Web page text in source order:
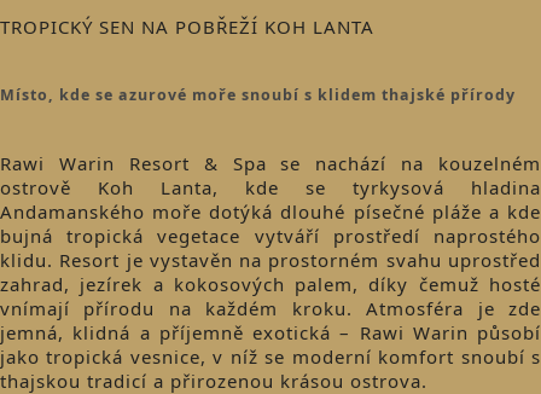
TROPICKÝ SEN NA POBŘEŽÍ KOH LANTA
Místo, kde se azurové moře snoubí s klidem thajské přírody
Rawi Warin Resort & Spa se nachází na kouzelném
ostrově Koh Lanta, kde se tyrkysová hladina
Andamanského moře dotýká dlouhé písečné pláže a kde
bujná tropická vegetace vytváří prostředí naprostého
klidu. Resort je vystavěn na prostorném svahu uprostřed
zahrad, jezírek a kokosových palem, díky čemuž hosté
vnímají přírodu na každém kroku. Atmosféra je zde
jemná, klidná a příjemně exotická – Rawi Warin působí
jako tropická vesnice, v níž se moderní komfort snoubí s
thajskou tradicí a přirozenou krásou ostrova.